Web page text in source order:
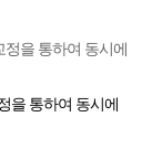
을 통하여 동시에